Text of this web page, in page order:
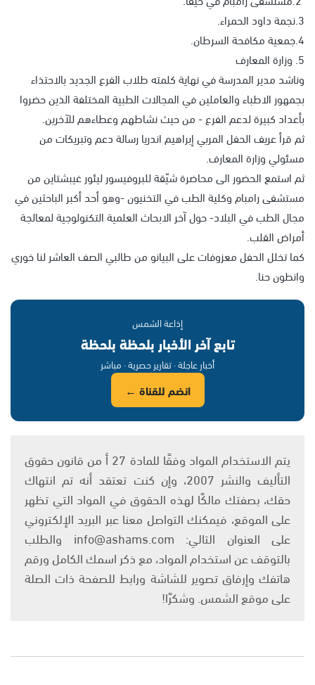
3.نجمة داود الحمراء.
4.جمعية مكافحة السرطان.
5. وزارة المعارف
وناشد مدير المدرسة في نهاية كلمته طلاب الفرع الجديد بالاحتذاء
بجمهور الاطباء والعاملين في المجالات الطبية المختلفة الذين حضروا
بأعداد كبيرة لدعم الفرع - من حيث نشاطهم وعطاءهم للآخرين.
ثم قرأ عريف الحفل المربي إبراهيم اندريا رسالة دعم وتبريكات من
مسئولي وزارة المعارف.
ثم استمع الحضور الى محاضرة شيّقة للبروفيسور ليئور غيبشتاين من
مستشفى رامبام وكلية الطب في التخنيون -وهو أحد أكبر الباحثين في
مجال الطب في البلاد- حول آخر الابحاث العلمية التكنولوجية لمعالجة
أمراض القلب.
كما تخلل الحفل معزوفات على البيانو من طالبي الصف العاشر لنا خوري
وانطون حنا.
إذاعة الشمس
تابع آخر الأخبار بلحظة بلحظة
أخبار عاجلة · تقارير حصرية · مباشر
انضم للقناة ←
يتم الاستخدام المواد وفقًا للمادة 27 أ من قانون حقوق
التأليف والنشر 2007، وإن كنت تعتقد أنه تم انتهاك
حقك، بصفتك مالكًا لهذه الحقوق في المواد التي تظهر
على الموقع، فيمكنك التواصل معنا عبر البريد الإلكتروني
على العنوان التالي: info@ashams.com والطلب
بالتوقف عن استخدام المواد، مع ذكر اسمك الكامل ورقم
هاتفك وإرفاق تصوير للشاشة ورابط للصفحة ذات الصلة
على موقع الشمس. وشكرًا!